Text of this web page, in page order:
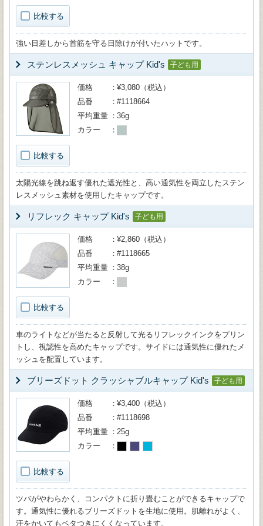
比較する
強い日差しから首筋を守る日除けが付いたハットです。
ステンレスメッシュ キャップ Kid's 子ども用
比較する
価格
¥3,080（税込）
品番
#1118664
平均重量
36g
カラー
太陽光線を跳ね返す優れた遮光性と、高い通気性を両立したステン
レスメッシュ素材を使用したキャップです。
リフレック キャップ Kid's 子ども用
比較する
価格
¥2,860（税込）
品番
#1118665
平均重量
38g
カラー
車のライトなどが当たると反射して光るリフレックインクをプリン
トし、視認性を高めたキャップです。サイドには通気性に優れたメ
ッシュを配置しています。
ブリーズドット クラッシャブルキャップ Kid's 子ども用
比較する
価格
¥3,400（税込）
品番
#1118698
平均重量
25g
カラー
ツバがやわらかく、コンパクトに折り畳むことができるキャップで
す。通気性に優れるブリーズドットを生地に使用。肌離れがよく、
汗をかいてもベタつきにくくなっています。